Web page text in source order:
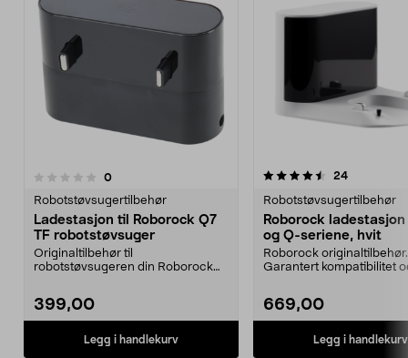
0anmeldelser
Robotstøvsugertilbehør
Ladestasjon til Roborock Q7
TF robotstøvsuger
Originaltilbehør til
robotstøvsugeren din Roborock
399,00
Legg i handlekurv
4.5av 5 stjerner 24
Robotstøvsugertilbehør
Roborock
og Q-seriene, hvit
Roborock originaltilbehør.
Garantert kompatibilitet
669,00
Legg i handlekurv